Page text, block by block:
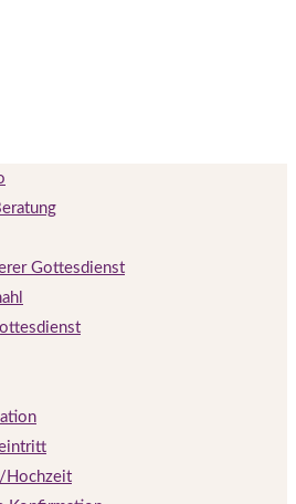
Gottesdienst
Hochzeit